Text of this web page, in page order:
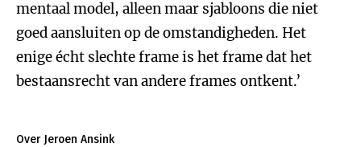
mentaal model, alleen maar sjabloons die niet
goed aansluiten op de omstandigheden. Het
enige écht slechte frame is het frame dat het
bestaansrecht van andere frames ontkent.’
Over Jeroen Ansink